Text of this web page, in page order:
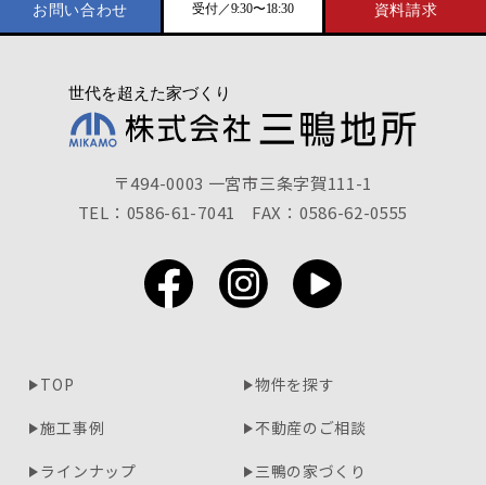
お問い合わせ 受付／9:30〜18:30 資料請求
〒494-0003 一宮市三条字賀111-1
TEL：0586-61-7041
FAX：0586-62-0555
TOP
物件を探す
施工事例
不動産のご相談
ラインナップ
三鴨の家づくり